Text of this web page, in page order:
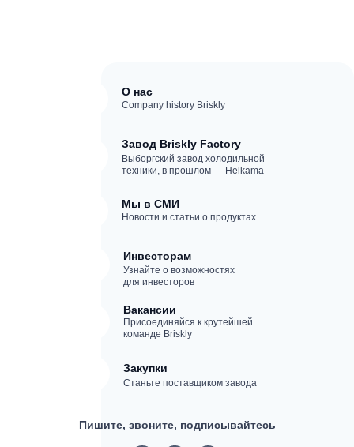
Company history Briskly
О нас
Пишите, звоните, подписывайтесь
Выборгский завод холодильной
техники, в прошлом — Helkama
Завод Briskly Factory
Новости и статьи о продуктах
Мы в СМИ
Узнайте о возможностях
для инвесторов
Инвесторам
Присоединяйся к крутейшей
команде Briskly
Вакансии
Станьте поставщиком завода
Закупки